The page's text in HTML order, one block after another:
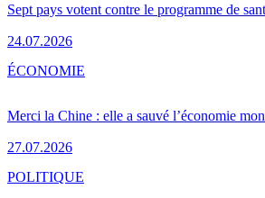
Sept pays votent contre le programme de
24.07.2026
Merci la Chine : elle a sauvé l’économie
27.07.2026
ÉCONOMIE
POLITIQUE